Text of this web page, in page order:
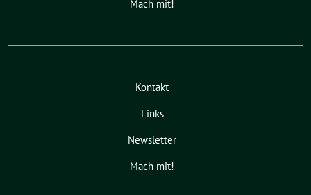
Mach mit!
Kontakt
Links
Newsletter
Mach mit!